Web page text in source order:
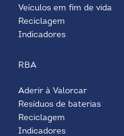
Veículos em fim de vida
Reciclagem
Indicadores
RBA
Aderir à Valorcar
Resíduos de baterias
Reciclagem
Indicadores